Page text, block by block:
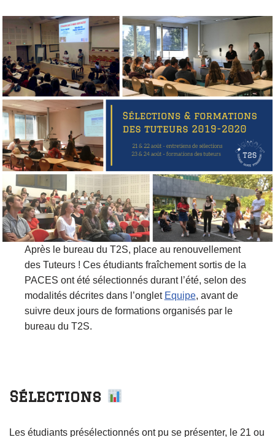
Après le bureau du T2S, place au renouvellement
des Tuteurs ! Ces étudiants fraîchement sortis de la
PACES ont été sélectionnés durant l’été, selon des
modalités décrites dans l’onglet Equipe, avant de
suivre deux jours de formations organisés par le
bureau du T2S.
Sélections
Les étudiants présélectionnés ont pu se présenter, le 21 ou